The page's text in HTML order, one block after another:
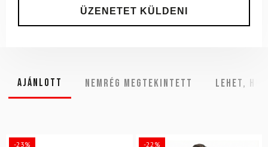
Ajánlott NEMRÉG MEGTEKINTETT Lehet,
-23% -22%